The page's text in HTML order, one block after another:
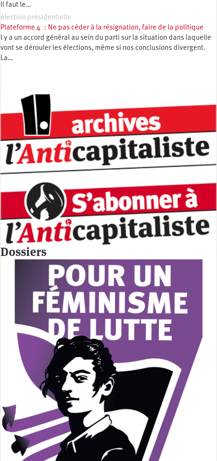
Il faut le…
élection présidentielle
Plateforme 4 : Ne pas céder à la résignation, faire de la politique
l y a un accord général au sein du parti sur la situation dans laquelle
vont se dérouler les élections, même si nos conclusions divergent.
La…
Dossiers